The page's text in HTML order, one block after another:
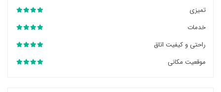
تمیزی
خدمات
راحتی و کیفیت اتاق
موقعیت مکانی